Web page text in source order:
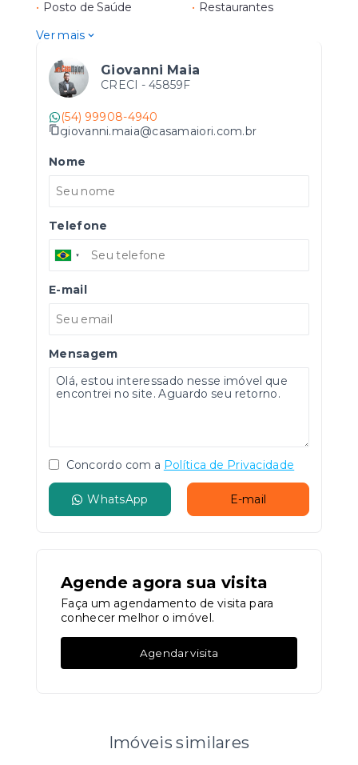
• Posto de Saúde • Restaurantes
Ver mais
Giovanni Maia
CRECI - 45859F
(54) 99908-4940
giovanni.maia@casamaiori.com.br
Nome
Telefone
E-mail
Mensagem
Concordo com a Política de Privacidade
WhatsApp E-mail
Agende agora sua visita
Faça um agendamento de visita para
conhecer melhor o imóvel.
Agendar visita
Imóveis similares